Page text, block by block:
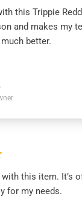
this Trippie
and makes my
better.
with this item. It’s
for my needs.